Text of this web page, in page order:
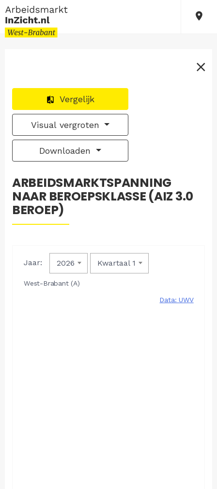
Vergelijk
Visual vergroten
Downloaden
ARBEIDSMARKTSPANNING
NAAR BEROEPSKLASSE (AIZ 3.0
BEROEP)